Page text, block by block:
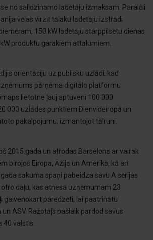
no salīdzināmo lādētāju izmaksām. Paralēli
vēlas virzīt tālāku lādētāju izstrādi
150 kW lādētāju starppilsētu dienas
produktu garākiem attālumiem.
orientāciju uz publisku uzlādi, kad
pārņēma digitālo platformu
lietotne ļauj aptuveni 100 000
000 uzlādes punktiem Dienvideiropā un
pakalpojumu, izmantojot tālruni.
2015.gada un atrodas Barselonā ar vairāk
birojos Eiropā, Āzijā un Amerikā, kā arī
sākumā spāņi pabeidza savu A sērijas
daļu, kas atnesa uzņēmumam 23
galvenokārt paredzēti, lai paātrinātu
ASV. Ražotājs pašlaik pārdod savus
40 valstīs.